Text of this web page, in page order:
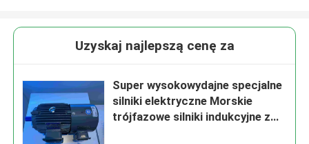
Uzyskaj najlepszą cenę za
Super wysokowydajne specjalne
silniki elektryczne Morskie
trójfazowe silniki indukcyjne z